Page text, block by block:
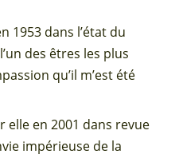
1953 dans l’état du
des êtres les plus
qu’il m’est été
elle en 2001 dans revue
impérieuse de la